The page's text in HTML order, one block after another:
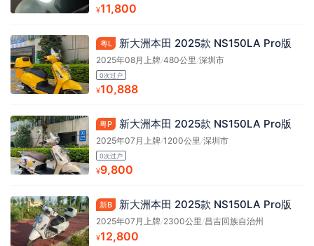
¥11,800
粤L 新大洲本田 2025款 NS150LA Pro版
2025年08月上牌/480公里/深圳市
0次过户
¥10,888
粤P 新大洲本田 2025款 NS150LA Pro版
2025年07月上牌/1200公里 /深圳市
0次过户
¥9,800
新B 新大洲本田 2025款 NS150LA Pro版
2025年07月上牌/2300公里 /昌吉回族自治州
¥12,800